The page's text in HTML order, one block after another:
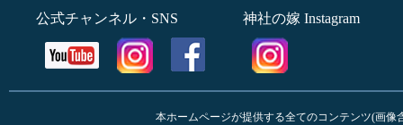
公式チャンネル・SNS 神社の嫁 Instagram
本ホームページが提供する全てのコンテンツ(画